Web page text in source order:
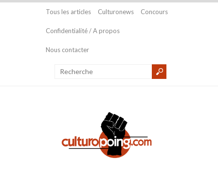
Tous les articles Culturonews Concours
Confidentialité / A propos
Nous contacter